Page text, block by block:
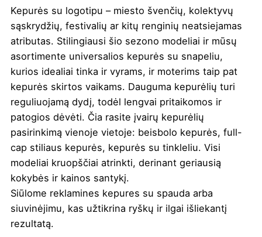
Kepurės su logotipu – miesto švenčių, kolektyvų
sąskrydžių, festivalių ar kitų renginių neatsiejamas
atributas. Stilingiausi šio sezono modeliai ir mūsų
asortimente universalios kepurės su snapeliu,
kurios idealiai tinka ir vyrams, ir moterims taip pat
kepurės skirtos vaikams. Dauguma kepurėlių turi
reguliuojamą dydį, todėl lengvai pritaikomos ir
patogios dėvėti. Čia rasite įvairų kepurėlių
pasirinkimą vienoje vietoje: beisbolo kepurės, full-
cap stiliaus kepurės, kepurės su tinkleliu. Visi
modeliai kruopščiai atrinkti, derinant geriausią
kokybės ir kainos santykį.
Siūlome reklamines kepures su spauda arba
siuvinėjimu, kas užtikrina ryškų ir ilgai išliekantį
rezultatą.